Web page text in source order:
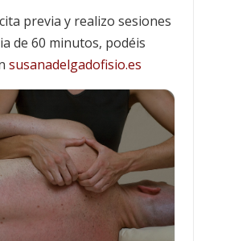
previa y realizo sesiones
de 60 minutos, podéis
susanadelgadofisio.es